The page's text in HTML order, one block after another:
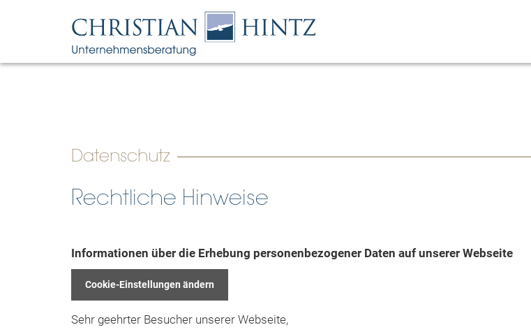
Datenschutz
Rechtliche Hinweise
Informationen über die Erhebung personenbezogener Daten auf unserer Webseite
Cookie-Einstellungen ändern
Sehr geehrter Besucher unserer Webseite,